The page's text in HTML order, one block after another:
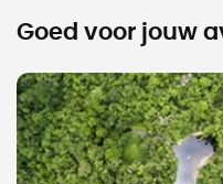
Goed voor jouw